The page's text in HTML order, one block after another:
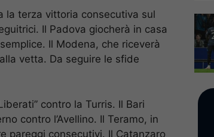
la terza vittoria consecutiva sul
Il Padova giocherà in casa
Il Modena, che riceverà
vetta. Da seguire le sfide
contro la Turris. Il Bari
contro l’Avellino. Il Teramo, in
pareggi consecutivi. Il Catanzaro